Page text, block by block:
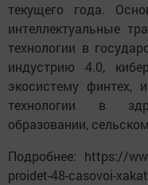
текущего года.
интеллектуальные
технологии в
индустрию 4.0,
экосистему финтех,
технологии в
образовании,
Подробнее: https://
proidet-48-casovoi-